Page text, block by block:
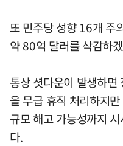
또 민주당 성향 16개 주
약 80억 달러를 삭감하
통상 셧다운이 발생하면
을 무급 휴직 처리하지
규모 해고 가능성까지
다.